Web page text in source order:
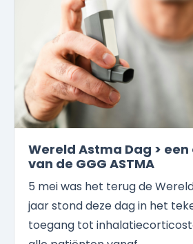
Wereld Astma Dag >
van de GGG ASTMA
5 mei was het terug de
jaar stond deze dag in het
toegang tot